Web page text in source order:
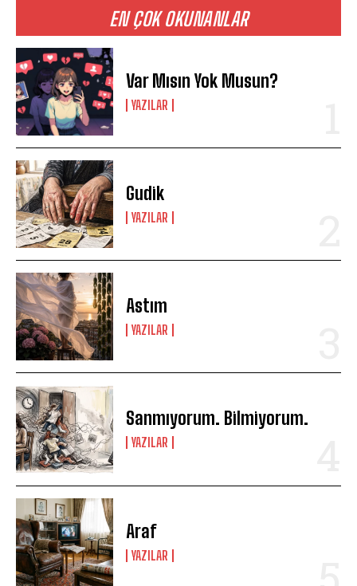
EN ÇOK OKUNANLAR
Var Mısın Yok Musun?
YAZILAR
Gudik
YAZILAR
Astım
YAZILAR
Sanmıyorum. Bilmiyorum.
YAZILAR
Araf
YAZILAR